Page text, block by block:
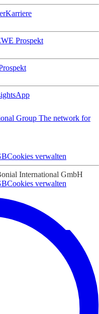
Karriere
Prospekt
App
Group The network for
Cookies verwalten
International GmbH
Cookies verwalten